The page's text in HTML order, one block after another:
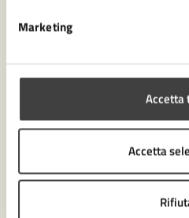
Marketing
Accetta
Accetta
Amministrazione
Ufficio Partecipazione
Settore Sviluppo economico
Settore Polizia Locale